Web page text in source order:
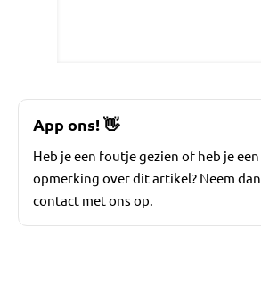
App ons!👋
Heb je een foutje gezien of heb je een
opmerking over dit artikel? Neem dan
contact met ons op.